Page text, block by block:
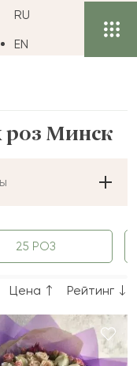
RU
EN
роз Минск
25 РОЗ
Цена Рейтинг